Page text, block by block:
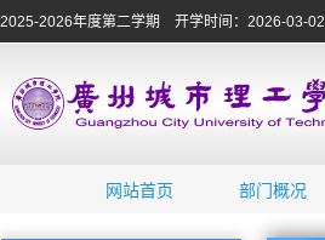
2025-2026年度第二学期 开学时间：2026-03-02
网站首页 部门概况